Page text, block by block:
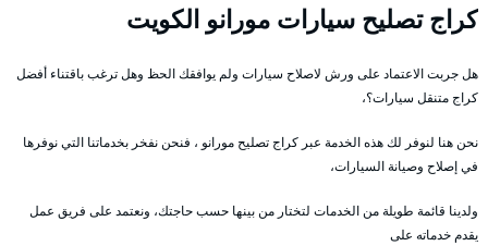
كراج تصليح سيارات مورانو الكويت
هل جربت الاعتماد على ورش لاصلاح سيارات ولم يوافقك الحظ وهل ترغب باقتناء أفضل
كراج متنقل سيارات؟،
نحن هنا لنوفر لك هذه الخدمة عبر كراج تصليح مورانو ، فنحن نفخر بخدماتنا التي نوفرها
في إصلاح وصيانة السيارات،
ولدينا قائمة طويلة من الخدمات لتختار من بينها حسب حاجتك، ونعتمد على فريق عمل
يقدم خدماته على